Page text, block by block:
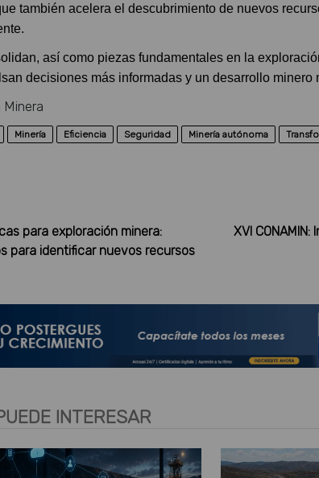
también acelera el descubrimiento de nuevos
así como piezas fundamentales en la
decisiones más informadas y un desarrollo minero
Minera
Minería Eficiencia Seguridad Minería autónoma
para exploración minera:
para identificar nuevos recursos
XVI
INTERESAR